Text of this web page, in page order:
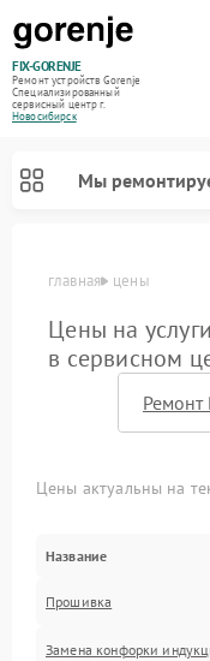
FIX-GORENJE
Ремонт устройств Gorenje
Специализированный
cервисный центр г.
Новосибирск
Мы
главная цены
Цены на
в сервисном
Цены актуальны на
Название
Прошивка
Замена конфорки